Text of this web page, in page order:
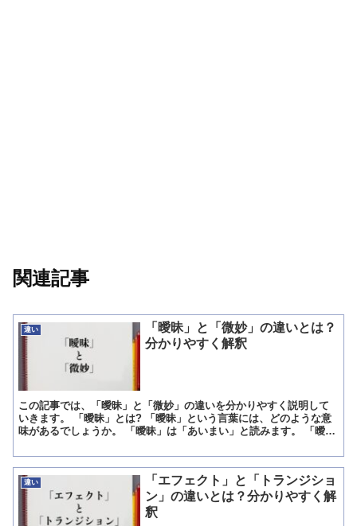
関連記事
違い
「曖昧」と「微妙」の違いとは？
分かりやすく解釈
この記事では、「曖昧」と「微妙」の違いを分かりやすく説明して
いきます。 「曖昧」とは? 「曖昧」という言葉には、どのような意
味があるでしょうか。 「曖昧」は「あいまい」と読みます。 「曖
違い
「エフェクト」と「トランジショ
ン」の違いとは？分かりやすく解
釈